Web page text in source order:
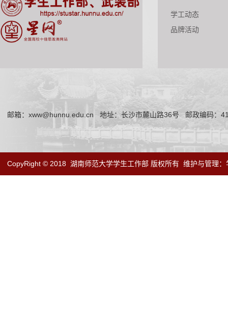
学工动态
品牌活动
邮箱：xww@hunnu.edu.cn 地址：长沙市麓山路36号 邮政编码：
CopyRight © 2018 湖南师范大学学生工作部 版权所有 维护与管理：